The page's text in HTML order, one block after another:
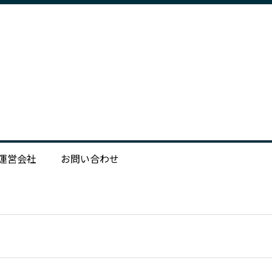
営会社 お問い合わせ